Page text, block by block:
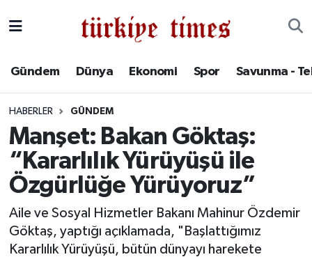
Gündem Dünya Ekonomi Spor Savunma -
HABERLER GÜNDEM
Manşet: Bakan Göktaş:
“Kararlılık Yürüyüşü ile
Özgürlüğe Yürüyoruz”
Aile ve Sosyal Hizmetler Bakanı Mahinur Özdemir
Göktaş, yaptığı açıklamada, "Başlattığımız
Kararlılık Yürüyüşü, bütün dünyayı harekete
Spor
Savunma - Teknoloji
Kültür - Sanat
Tüm Manşetler
Son Dakika Haberleri
Haber Arşivi